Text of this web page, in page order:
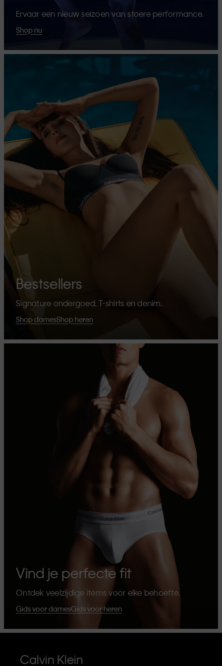
Ervaar een nieuw seizoen van stoere performance.
Shop nu
Bestsellers
Signature ondergoed, T-shirts en denim.
Shop damesShop heren
Vind je perfecte fit
Ontdek veelzijdige items voor elke behoefte.
Gids voor damesGids voor heren
Calvin Klein